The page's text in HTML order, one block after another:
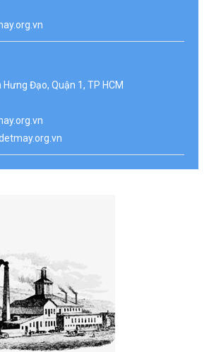
Đạo, Quận 1, TP HCM